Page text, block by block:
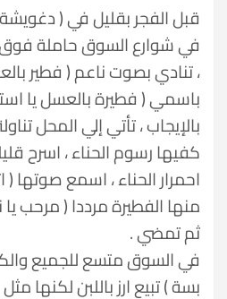
قبل الفجر بقليل في (
في شوارع السوق حاملة فوق
، تنادي بصوت ناعم ( فطير
باسمي ( فطيرة بالعسل يا
بالإيجاب ، تأتي إلي المحل
كفيها رسوم الحناء ، اسرح
احمرار الحناء ، اسمع صوتها (
منها الفطيرة مرددا ( مرحب
ثم تمضي .
في السوق متسع للجميع
بسة ) تبيع ارز باللبن